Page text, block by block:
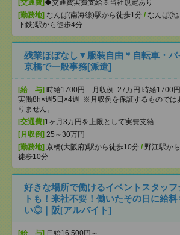
[交通費] ◆交通費実費支給※当社規定あり
[勤務地] なんば(南海線)駅から徒歩1分 / なんば(地
下鉄)駅から徒歩4分
残業ほぼなし▼服装自由＊自転車・バ
京橋で一般事務[派遣]
[給 与] 時給1700円 月収例 27万円 時給1700
実働8h×週5日×4週 ※月収例を保証するものでは
りません。
[交通費] 1ヶ月3万円を上限として実費支給
[月収例] 25～30万円
[勤務地] 京橋(大阪府)駅から徒歩10分 / 野江駅から
徒歩10分
好きな場所で働けるイベントスタッ
トも！来社不要！働いたその日に給
い◎｜阪[アルバイト]
[給 与] 日給16,500円～